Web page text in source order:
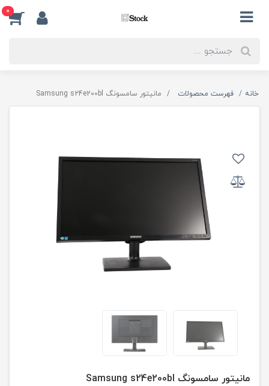
0
خانه فهرست محصولات مانیتور سامسونگ Samsung s24e200bl
مانیتور سامسونگ Samsung s24e200bl